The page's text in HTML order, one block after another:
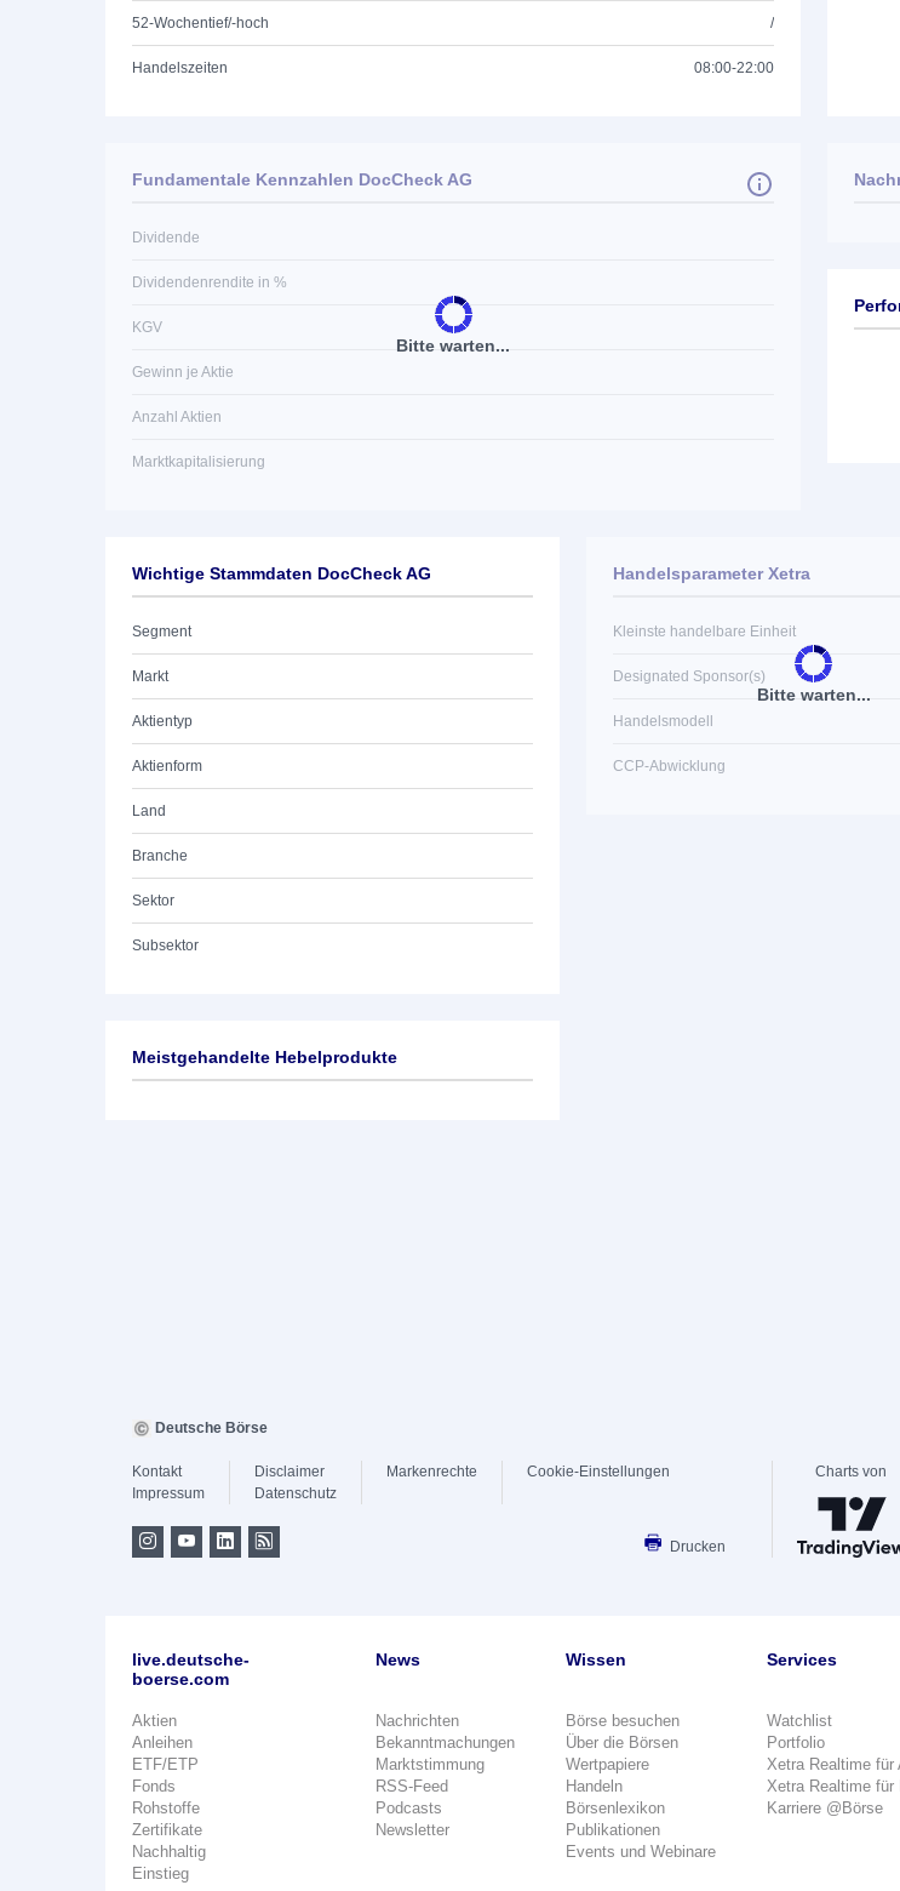
52-Wochentief/-hoch /
Handelszeiten 08:00-22:00
Bitte warten...
Fundamentale Kennzahlen DocCheck AG
Dividende
Dividendenrendite in %
KGV
Gewinn je Aktie
Anzahl Aktien
Marktkapitalisierung
Wichtige Stammdaten DocCheck AG
Segment
Markt
Aktientyp
Aktienform
Land
Branche
Sektor
Subsektor
Bitte warten...
Handelsparameter Xetra
Kleinste handelbare Einheit
Designated Sponsor(s)
Handelsmodell
CCP-Abwicklung
Meistgehandelte Hebelprodukte
Deutsche Börse
Kontakt
Impressum
Disclaimer
Datenschutz
Markenrechte Cookie-Einstellungen
Drucken
Charts von
live.deutsche-
boerse.com
Aktien
Anleihen
ETF/ETP
Fonds
Rohstoffe
Zertifikate
Nachhaltig
Einstieg
News
Nachrichten
Bekanntmachungen
Marktstimmung
RSS-Feed
Podcasts
Newsletter
Wissen
Börse besuchen
Über die Börsen
Wertpapiere
Handeln
Börsenlexikon
Publikationen
Events und Webinare
Services
Watchlist
Portfolio
Xetra Realtime für
Xetra Realtime für
Karriere @Börse